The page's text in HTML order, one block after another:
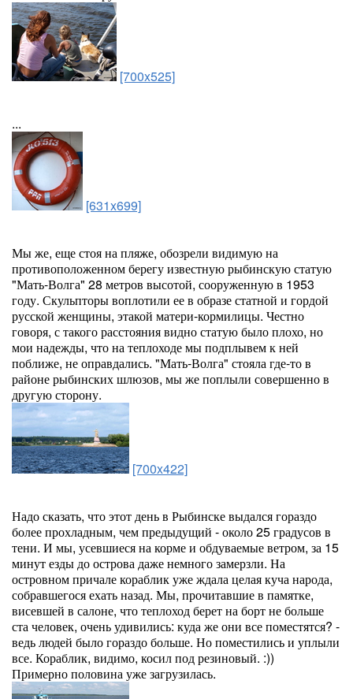
[700x525]
...
[631x699]
Мы же, еще стоя на пляже, обозрели видимую на
противоположенном берегу известную рыбинскую статую
"Мать-Волга" 28 метров высотой, сооруженную в 1953
году. Скульпторы воплотили ее в образе статной и гордой
русской женщины, этакой матери-кормилицы. Честно
говоря, с такого расстояния видно статую было плохо, но
мои надежды, что на теплоходе мы подплывем к ней
поближе, не оправдались. "Мать-Волга" стояла где-то в
районе рыбинских шлюзов, мы же поплыли совершенно в
другую сторону.
[700x422]
Надо сказать, что этот день в Рыбинске выдался гораздо
более прохладным, чем предыдущий - около 25 градусов в
тени. И мы, усевшиеся на корме и обдуваемые ветром, за 15
минут езды до острова даже немного замерзли. На
островном причале кораблик уже ждала целая куча народа,
собравшегося ехать назад. Мы, прочитавшие в памятке,
висевшей в салоне, что теплоход берет на борт не больше
ста человек, очень удивились: куда же они все поместятся? -
ведь людей было гораздо больше. Но поместились и уплыли
все. Кораблик, видимо, косил под резиновый. :))
Примерно половина уже загрузилась.